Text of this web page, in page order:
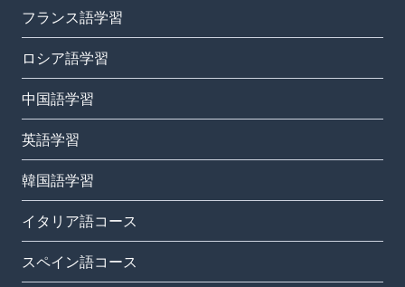
フランス語学習
ロシア語学習
中国語学習
英語学習
韓国語学習
イタリア語コース
スペイン語コース